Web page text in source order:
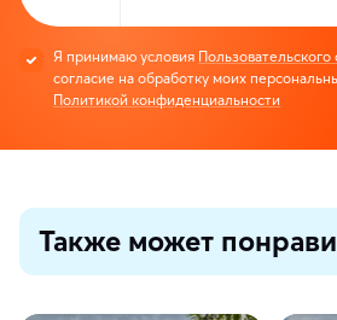
Я принимаю условия
согласие на обработку моих
Политикой конфиденциальности
Также может